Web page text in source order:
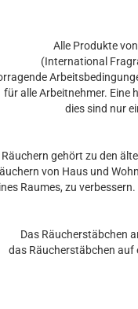
Alle Produkte
(International
für alle Arbeitnehmer. Eine
dies sind nur
Räuchern gehört zu den
von Haus und
Raumes, zu
Das Räucherstäbchen
das Räucherstäbchen auf